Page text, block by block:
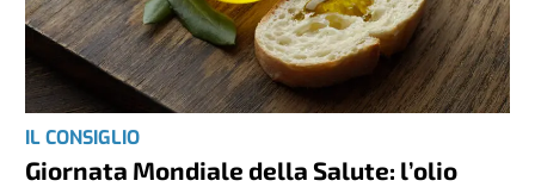
IL CONSIGLIO
Giornata Mondiale della Salute: l’olio